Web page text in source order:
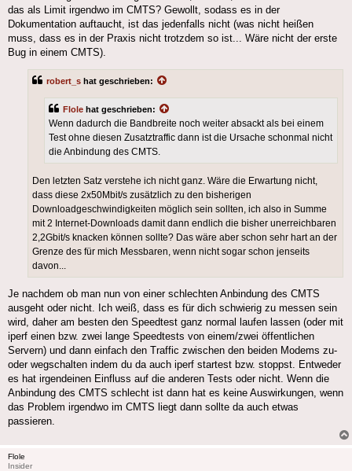
das als Limit irgendwo im CMTS? Gewollt, sodass es in der
Dokumentation auftaucht, ist das jedenfalls nicht (was nicht heißen
muss, dass es in der Praxis nicht trotzdem so ist... Wäre nicht der erste
Bug in einem CMTS).
robert_s hat geschrieben:
Flole hat geschrieben:
Wenn dadurch die Bandbreite noch weiter absackt als bei einem
Test ohne diesen Zusatztraffic dann ist die Ursache schonmal nicht
die Anbindung des CMTS.
Den letzten Satz verstehe ich nicht ganz. Wäre die Erwartung nicht,
dass diese 2x50Mbit/s zusätzlich zu den bisherigen
Downloadgeschwindigkeiten möglich sein sollten, ich also in Summe
mit 2 Internet-Downloads damit dann endlich die bisher unerreichbaren
2,2Gbit/s knacken können sollte? Das wäre aber schon sehr hart an der
Grenze des für mich Messbaren, wenn nicht sogar schon jenseits
davon...
Je nachdem ob man nun von einer schlechten Anbindung des CMTS
ausgeht oder nicht. Ich weiß, dass es für dich schwierig zu messen sein
wird, daher am besten den Speedtest ganz normal laufen lassen (oder mit
iperf einen bzw. zwei lange Speedtests von einem/zwei öffentlichen
Servern) und dann einfach den Traffic zwischen den beiden Modems zu-
oder wegschalten indem du da auch iperf startest bzw. stoppst. Entweder
es hat irgendeinen Einfluss auf die anderen Tests oder nicht. Wenn die
Anbindung des CMTS schlecht ist dann hat es keine Auswirkungen, wenn
das Problem irgendwo im CMTS liegt dann sollte da auch etwas
passieren.
Flole
Insider